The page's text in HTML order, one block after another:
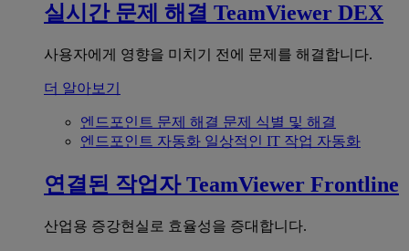
실시간 문제 해결 TeamViewer DEX
사용자에게 영향을 미치기 전에 문제를 해결합니다.
더 알아보기
엔드포인트 문제 해결 문제 식별 및 해결
엔드포인트 자동화 일상적인 IT 작업 자동화
연결된 작업자 TeamViewer Frontline
산업용 증강현실로 효율성을 증대합니다.